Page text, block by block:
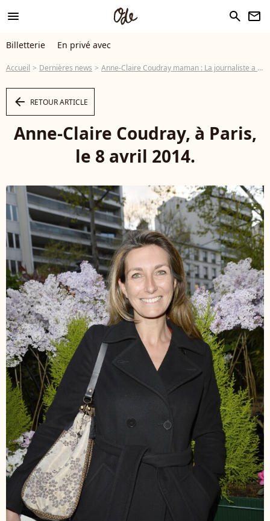
menu search newsletter
Billetterie En privé avec
Accueil Dernières news Anne-Claire Coudray maman : La journaliste a donné naissance à une petite fille
arrow_left RETOUR ARTICLE
Anne-Claire Coudray, à Paris,
le 8 avril 2014.